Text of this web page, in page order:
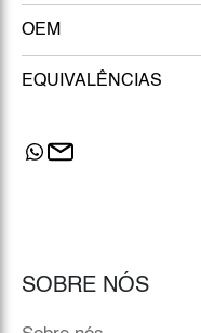
OEM
EQUIVALÊNCIAS
SOBRE NÓS